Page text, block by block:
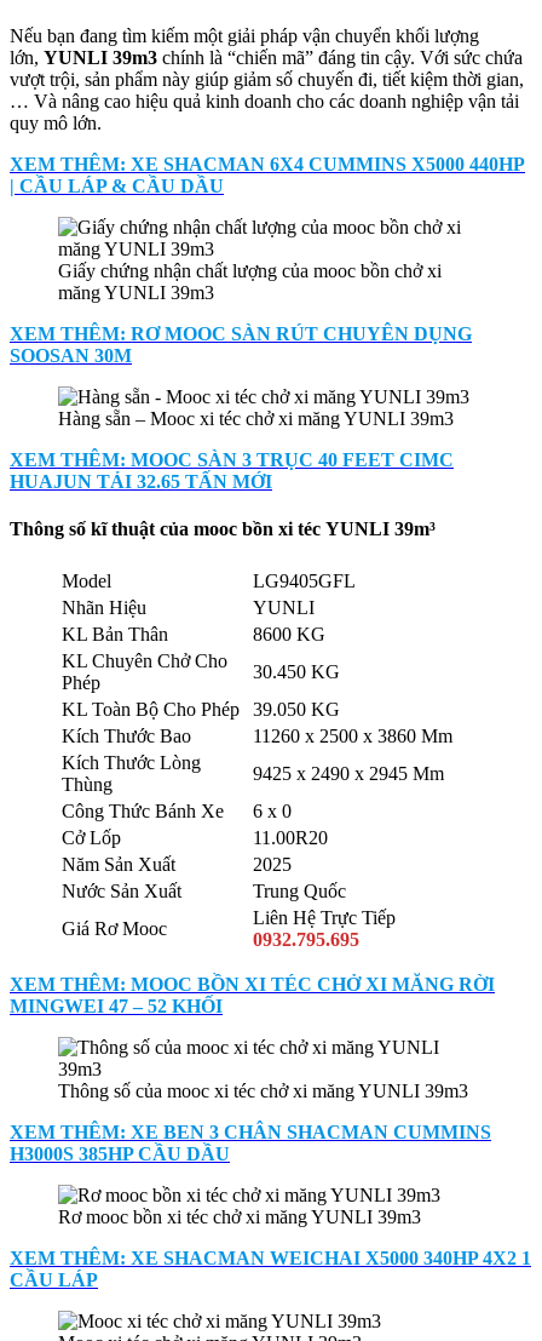
Nếu bạn đang tìm kiếm một giải pháp vận chuyển khối lượng
lớn, YUNLI 39m3 chính là “chiến mã” đáng tin cậy. Với sức chứa
vượt trội, sản phẩm này giúp giảm số chuyến đi, tiết kiệm thời gian,
… Và nâng cao hiệu quả kinh doanh cho các doanh nghiệp vận tải
quy mô lớn.
XEM THÊM: XE SHACMAN 6X4 CUMMINS X5000 440HP
| CẦU LÁP & CẦU DẦU
Giấy chứng nhận chất lượng của mooc bồn chở xi
măng YUNLI 39m3
XEM THÊM: RƠ MOOC SÀN RÚT CHUYÊN DỤNG
SOOSAN 30M
Hàng sẵn – Mooc xi téc chở xi măng YUNLI 39m3
XEM THÊM: MOOC SÀN 3 TRỤC 40 FEET CIMC
HUAJUN TẢI 32.65 TẤN MỚI
Thông số kĩ thuật của mooc bồn xi téc YUNLI 39m³
Model
LG9405GFL
Nhãn Hiệu
YUNLI
KL Bản Thân
8600 KG
KL Chuyên Chở Cho
Phép
30.450 KG
KL Toàn Bộ Cho Phép
39.050 KG
Kích Thước Bao
11260 x 2500 x 3860 Mm
Kích Thước Lòng
Thùng
9425 x 2490 x 2945 Mm
Công Thức Bánh Xe
6 x 0
Cở Lốp
11.00R20
Năm Sản Xuất
2025
Nước Sản Xuất
Trung Quốc
Giá Rơ Mooc
Liên Hệ Trực Tiếp
0932.795.695
XEM THÊM: MOOC BỒN XI TÉC CHỞ XI MĂNG RỜI
MINGWEI 47 – 52 KHỐI
Thông số của mooc xi téc chở xi măng YUNLI 39m3
XEM THÊM: XE BEN 3 CHÂN SHACMAN CUMMINS
H3000S 385HP CẦU DẦU
Rơ mooc bồn xi téc chở xi măng YUNLI 39m3
XEM THÊM: XE SHACMAN WEICHAI X5000 340HP 4X2 1
CẦU LÁP